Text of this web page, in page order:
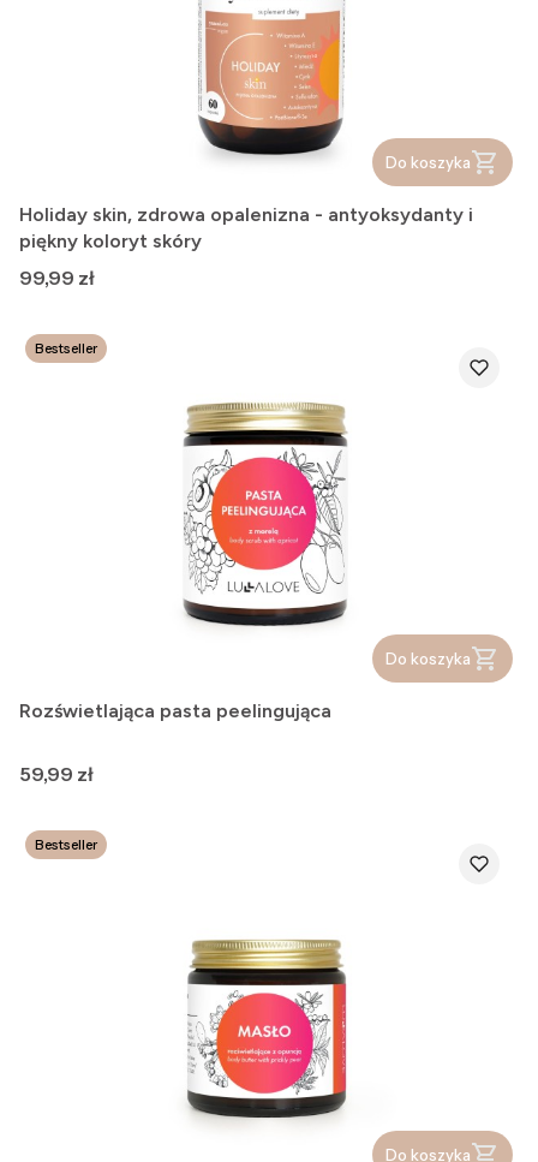
Do koszyka
Holiday skin, zdrowa opalenizna - antyoksydanty i
piękny koloryt skóry
Cena
99,99 zł
Bestseller
Do koszyka
Rozświetlająca pasta peelingująca
Cena
59,99 zł
Bestseller
Do koszyka